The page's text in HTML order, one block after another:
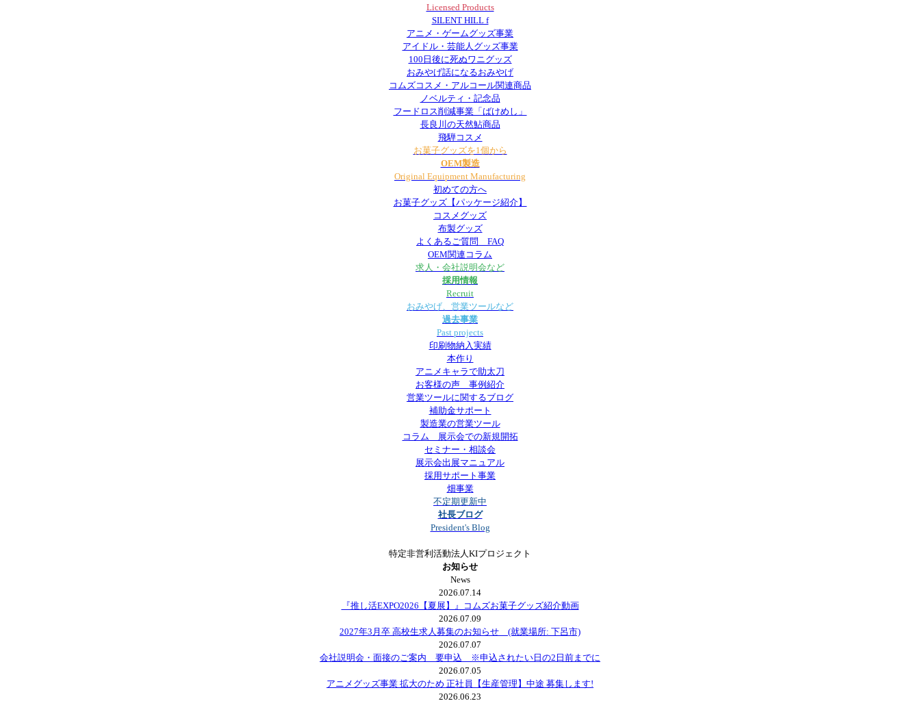
Licensed Products
SILENT HILL f
アニメ・ゲームグッズ事業
アイドル・芸能人グッズ事業
100日後に死ぬワニグッズ
おみやげ話になるおみやげ
コムズコスメ・アルコール関連商品
ノベルティ・記念品
フードロス削減事業「ばけめし」
長良川の天然鮎商品
飛騨コスメ
お菓子グッズを1個から
OEM製造
Original Equipment Manufacturing
初めての方へ
お菓子グッズ【パッケージ紹介】
コスメグッズ
布製グッズ
よくあるご質問 FAQ
OEM関連コラム
求人・会社説明会など
採用情報
Recruit
おみやげ、営業ツールなど
過去事業
Past projects
印刷物納入実績
本作り
アニメキャラで助太刀
お客様の声 事例紹介
営業ツールに関するブログ
補助金サポート
製造業の営業ツール
コラム 展示会での新規開拓
セミナー・相談会
展示会出展マニュアル
採用サポート事業
畑事業
不定期更新中
社長ブログ
President's Blog
特定非営利活動法人KIプロジェクト
お知らせ
News
2026.07.14
『推し活EXPO2026【夏展】』コムズお菓子グッズ紹介動画
2026.07.09
2027年3月卒 高校生求人募集のお知らせ (就業場所: 下呂市)
2026.07.07
会社説明会・面接のご案内 要申込 ※申込されたい日の2日前までに
2026.07.05
アニメグッズ事業 拡大のため 正社員【生産管理】中途 募集します!
2026.06.23